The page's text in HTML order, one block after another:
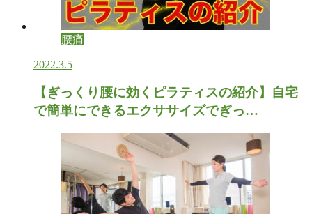
腰痛
2022.3.5
【ぎっくり腰に効くピラティスの紹介】自宅
で簡単にできるエクササイズでぎっ…